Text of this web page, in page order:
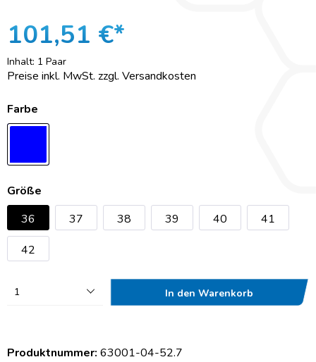
101,51 €*
Inhalt: 1 Paar
Preise inkl. MwSt. zzgl. Versandkosten
Farbe
Größe
36
37 38 39 40
41
42
1 In den Warenkorb
Produktnummer: 63001-04-52.7